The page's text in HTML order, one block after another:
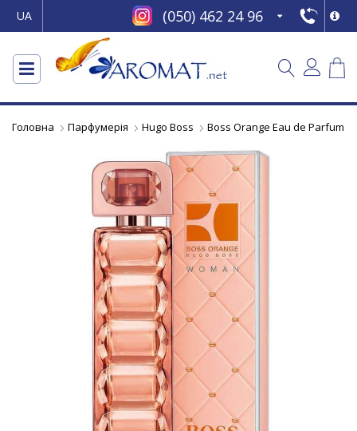
UA (050) 462 24 96
Головна Парфумерія Hugo Boss Boss Orange Eau de Parfum